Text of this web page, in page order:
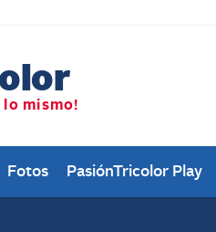
Fotos PasiónTricolor Play